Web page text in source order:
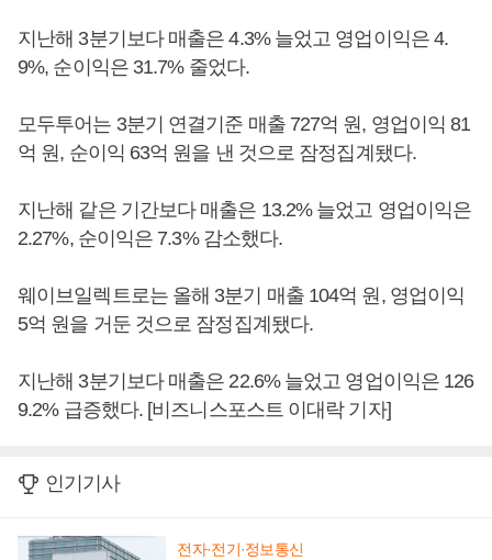
지난해 3분기보다 매출은 4.3% 늘었고 영업이익은 4.
9%, 순이익은 31.7% 줄었다.
모두투어는 3분기 연결기준 매출 727억 원, 영업이익 81
억 원, 순이익 63억 원을 낸 것으로 잠정집계됐다.
지난해 같은 기간보다 매출은 13.2% 늘었고 영업이익은
2.27%, 순이익은 7.3% 감소했다.
웨이브일렉트로는 올해 3분기 매출 104억 원, 영업이익
5억 원을 거둔 것으로 잠정집계됐다.
지난해 3분기보다 매출은 22.6% 늘었고 영업이익은 126
9.2% 급증했다. [비즈니스포스트 이대락 기자]
인기기사
전자·전기·정보통신